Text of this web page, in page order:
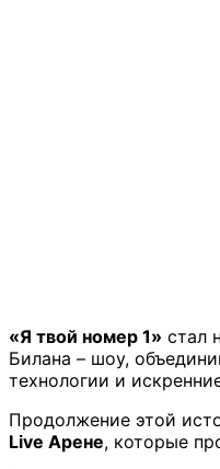
«Я твой номер 1» стал
Билана – шоу,
технологии и
Продолжение этой
Live Арене, которые